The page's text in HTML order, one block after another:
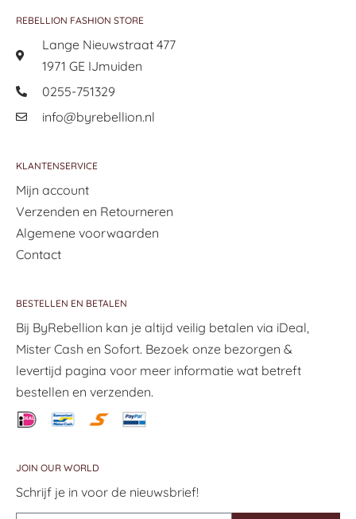
REBELLION FASHION STORE
Lange Nieuwstraat 477
1971 GE IJmuiden
0255-751329
info@byrebellion.nl
KLANTENSERVICE
Mijn account
Verzenden en Retourneren
Algemene voorwaarden
Contact
BESTELLEN EN BETALEN
Bij ByRebellion kan je altijd veilig betalen via iDeal,
Mister Cash en Sofort. Bezoek onze bezorgen &
levertijd pagina voor meer informatie wat betreft
bestellen en verzenden.
JOIN OUR WORLD
Schrijf je in voor de nieuwsbrief!